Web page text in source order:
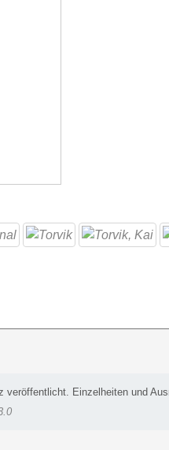
veröffentlicht. Einzelheiten und